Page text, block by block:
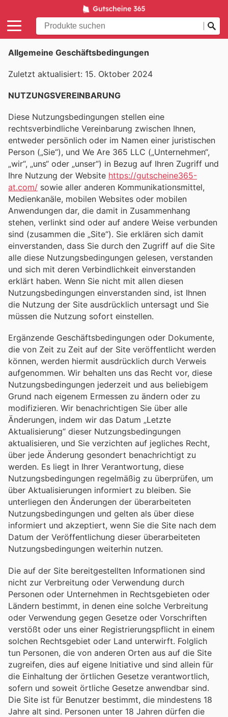
Allgemeine Geschäftsbedingungen
Zuletzt aktualisiert: 15. Oktober 2024
NUTZUNGSVEREINBARUNG
Diese Nutzungsbedingungen stellen eine
rechtsverbindliche Vereinbarung zwischen Ihnen,
entweder persönlich oder im Namen einer juristischen
Person („Sie“), und We Are 365 LLC („Unternehmen“,
„wir“, „uns“ oder „unser“) in Bezug auf Ihren Zugriff und
Ihre Nutzung der Website https://gutscheine365-
at.com/ sowie aller anderen Kommunikationsmittel,
Medienkanäle, mobilen Websites oder mobilen
Anwendungen dar, die damit in Zusammenhang
stehen, verlinkt sind oder auf andere Weise verbunden
sind (zusammen die „Site“). Sie erklären sich damit
einverstanden, dass Sie durch den Zugriff auf die Site
alle diese Nutzungsbedingungen gelesen, verstanden
und sich mit deren Verbindlichkeit einverstanden
erklärt haben. Wenn Sie nicht mit allen diesen
Nutzungsbedingungen einverstanden sind, ist Ihnen
die Nutzung der Site ausdrücklich untersagt und Sie
müssen die Nutzung sofort einstellen.
Ergänzende Geschäftsbedingungen oder Dokumente,
die von Zeit zu Zeit auf der Site veröffentlicht werden
können, werden hiermit ausdrücklich durch Verweis
aufgenommen. Wir behalten uns das Recht vor, diese
Nutzungsbedingungen jederzeit und aus beliebigem
Grund nach eigenem Ermessen zu ändern oder zu
modifizieren. Wir benachrichtigen Sie über alle
Änderungen, indem wir das Datum „Letzte
Aktualisierung“ dieser Nutzungsbedingungen
aktualisieren, und Sie verzichten auf jegliches Recht,
über jede Änderung gesondert benachrichtigt zu
werden. Es liegt in Ihrer Verantwortung, diese
Nutzungsbedingungen regelmäßig zu überprüfen, um
über Aktualisierungen informiert zu bleiben. Sie
unterliegen den Änderungen der überarbeiteten
Nutzungsbedingungen und gelten als über diese
informiert und akzeptiert, wenn Sie die Site nach dem
Datum der Veröffentlichung dieser überarbeiteten
Nutzungsbedingungen weiterhin nutzen.
Die auf der Site bereitgestellten Informationen sind
nicht zur Verbreitung oder Verwendung durch
Personen oder Unternehmen in Rechtsgebieten oder
Ländern bestimmt, in denen eine solche Verbreitung
oder Verwendung gegen Gesetze oder Vorschriften
verstößt oder uns einer Registrierungspflicht in einem
solchen Rechtsgebiet oder Land unterwirft. Folglich
tun Personen, die von anderen Orten aus auf die Site
zugreifen, dies auf eigene Initiative und sind allein für
die Einhaltung der örtlichen Gesetze verantwortlich,
sofern und soweit örtliche Gesetze anwendbar sind.
Die Site ist für Benutzer bestimmt, die mindestens 18
Jahre alt sind. Personen unter 18 Jahren dürfen die